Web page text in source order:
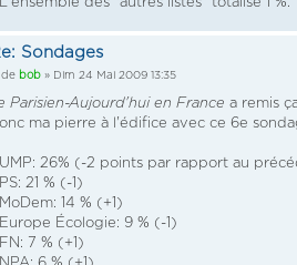
Sondages
de bob » Dim 24 Mai 2009 13:35
Parisien-Aujourd'hui en France a remis
ma pierre à l'édifice avec ce 6e
26% (-2 points par rapport au
21 % (-1)
14 % (+1)
Écologie: 9 % (-1)
7 % (+1)